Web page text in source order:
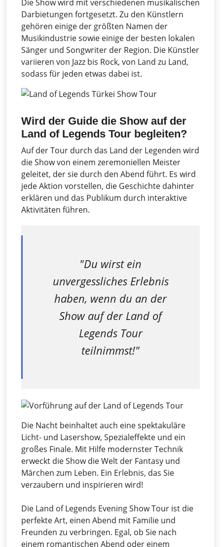
Die Show wird mit verschiedenen musikalischen
Darbietungen fortgesetzt. Zu den Künstlern
gehören einige der größten Namen der
Musikindustrie sowie einige der besten lokalen
Sänger und Songwriter der Region. Die Künstler
variieren von Jazz bis Rock, von Land zu Land,
sodass für jeden etwas dabei ist.
Wird der Guide die Show auf der
Land of Legends Tour begleiten?
Auf der Tour durch das Land der Legenden wird
die Show von einem zeremoniellen Meister
geleitet, der sie durch den Abend führt. Es wird
jede Aktion vorstellen, die Geschichte dahinter
erklären und das Publikum durch interaktive
Aktivitäten führen.
"Du wirst ein
unvergessliches Erlebnis
haben, wenn du an der
Show auf der Land of
Legends Tour
teilnimmst!"
Die Nacht beinhaltet auch eine spektakuläre
Licht- und Lasershow, Spezialeffekte und ein
großes Finale. Mit Hilfe modernster Technik
erweckt die Show die Welt der Fantasy und
Märchen zum Leben. Ein Erlebnis, das Sie
verzaubern und inspirieren wird!
Die Land of Legends Evening Show Tour ist die
perfekte Art, einen Abend mit Familie und
Freunden zu verbringen. Egal, ob Sie nach
einem romantischen Abend oder einem